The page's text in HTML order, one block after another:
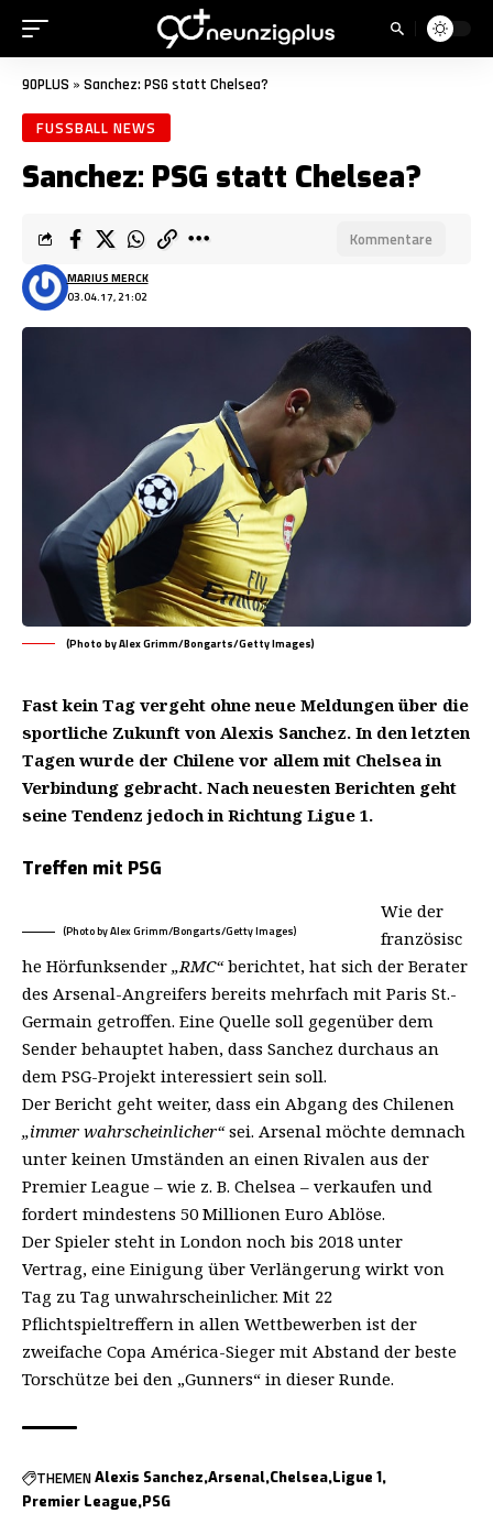
90PLUS » Sanchez: PSG statt Chelsea?
FUSSBALL NEWS
Sanchez: PSG statt Chelsea?
03.04.17, 21:02
MARIUS MERCK
Kommentare
(Photo by Alex Grimm/Bongarts/Getty Images)
Fast kein Tag vergeht ohne neue Meldungen über die
sportliche Zukunft von Alexis Sanchez. In den letzten
Tagen wurde der Chilene vor allem mit Chelsea in
Verbindung gebracht. Nach neuesten Berichten geht
seine Tendenz jedoch in Richtung Ligue 1.
Treffen mit PSG
(Photo by Alex Grimm/Bongarts/Getty Images)
Wie der
französisc
he Hörfunksender „RMC“berichtet, hat sich der Berater
des Arsenal-Angreifers bereits mehrfach mit Paris St.-
Germain getroffen. Eine Quelle soll gegenüber dem
Sender behauptet haben, dass Sanchez durchaus an
dem PSG-Projekt interessiert sein soll.
Der Bericht geht weiter, dass ein Abgang des Chilenen
„immer wahrscheinlicher“sei. Arsenal möchte demnach
unter keinen Umständen an einen Rivalen aus der
Premier League – wie z. B. Chelsea – verkaufen und
fordert mindestens 50 Millionen Euro Ablöse.
Der Spieler steht in London noch bis 2018 unter
Vertrag, eine Einigung über Verlängerung wirkt von
Tag zu Tag unwahrscheinlicher. Mit 22
Pflichtspieltreffern in allen Wettbewerben ist der
zweifache Copa América-Sieger mit Abstand der beste
Torschütze bei den „Gunners“ in dieser Runde.
THEMENAlexis Sanchez Arsenal Chelsea Ligue 1
Premier League PSG